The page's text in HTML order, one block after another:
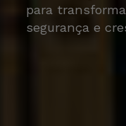
para
segurança e